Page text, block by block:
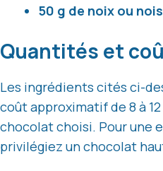
50 g de noix ou
Quantités et
Les ingrédients cités ci-
coût approximatif de 8 à
chocolat choisi. Pour une
privilégiez un chocolat